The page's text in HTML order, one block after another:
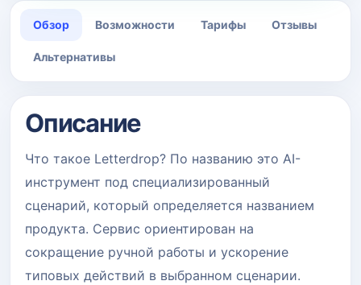
Обзор Возможности Тарифы Отзывы
Альтернативы
Описание
Что такое Letterdrop? По названию это AI-
инструмент под специализированный
сценарий, который определяется названием
продукта. Сервис ориентирован на
сокращение ручной работы и ускорение
типовых действий в выбранном сценарии.